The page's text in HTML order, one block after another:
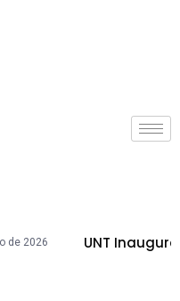
UNT Inaugura Plazas